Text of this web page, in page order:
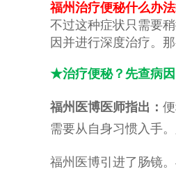
福州治疗便秘什么办
不过这种症状只需要
因并进行深度治疗。
★治疗便秘？先查病因
福州医博医师指出：
需要从自身习惯入手
福州医博引进了肠镜